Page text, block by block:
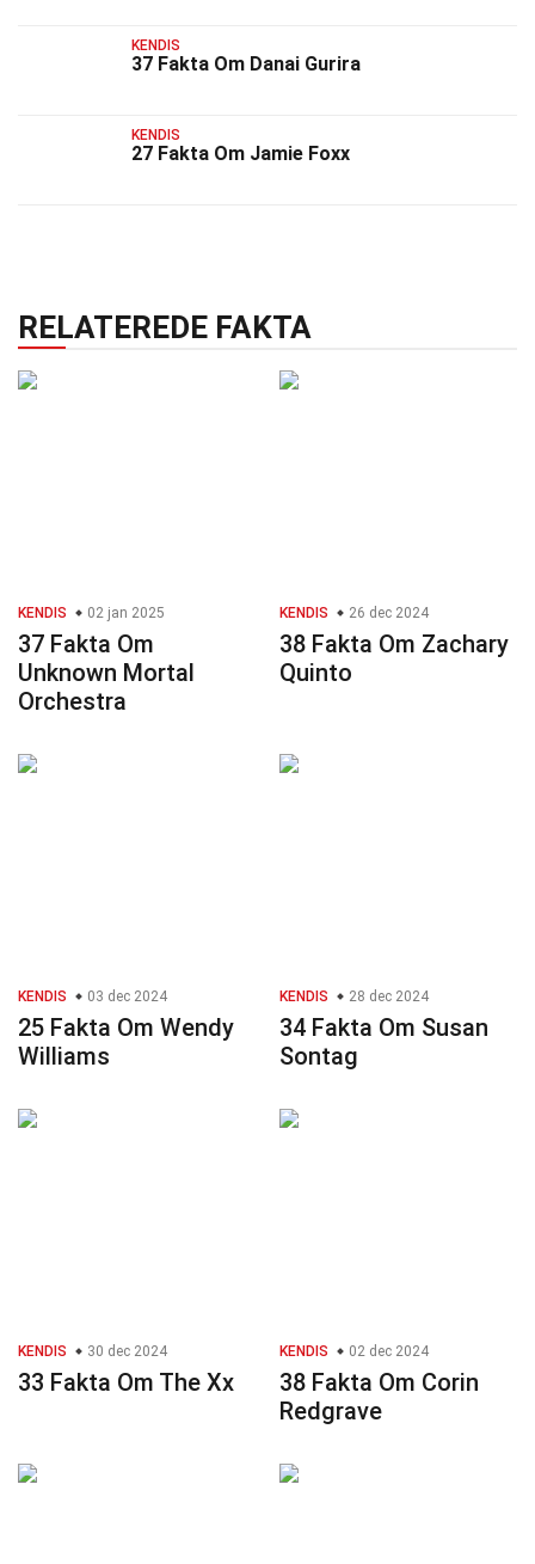
KENDIS
37 Fakta Om Danai Gurira
KENDIS
27 Fakta Om Jamie Foxx
RELATEREDE FAKTA
KENDIS 02 jan 2025
37 Fakta Om
Unknown Mortal
Orchestra
KENDIS 26 dec 2024
38 Fakta Om Zachary
Quinto
KENDIS 03 dec 2024
25 Fakta Om Wendy
Williams
KENDIS 28 dec 2024
34 Fakta Om Susan
Sontag
KENDIS 30 dec 2024
33 Fakta Om The Xx
KENDIS 02 dec 2024
38 Fakta Om Corin
Redgrave